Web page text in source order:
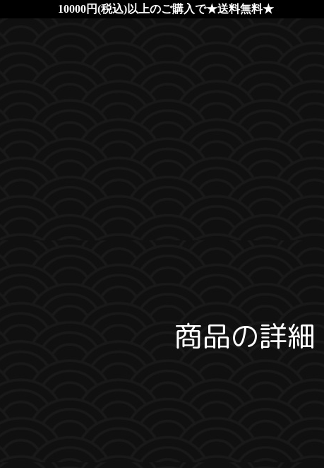
10000円(税込)以上のご購入で★送料無料★
商品の詳細